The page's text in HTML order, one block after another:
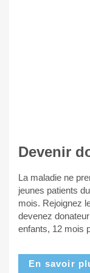
Devenir
La maladie ne
jeunes patients
mois. Rejoignez
devenez
enfants, 12 mois
En savoir